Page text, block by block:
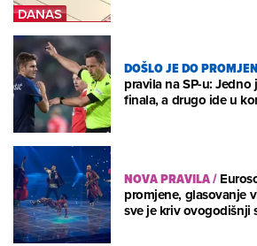
DOŠLO JE DO
pravila na SP-u:
finala, a drugo ide u
NOVA PRAVILA/
promjene, glasovanje
sve je kriv ovogodišnji